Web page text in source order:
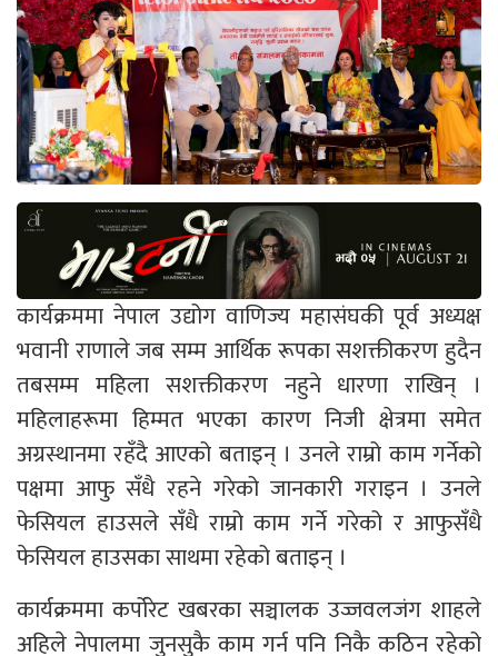
कार्यक्रममा नेपाल उद्योग वाणिज्य महासंघकी पूर्व अध्यक्ष
भवानी राणाले जब सम्म आर्थिक रूपका सशक्तीकरण हुदैन
तबसम्म महिला सशक्तीकरण नहुने धारणा राखिन् ।
महिलाहरूमा हिम्मत भएका कारण निजी क्षेत्रमा समेत
अग्रस्थानमा रहँदै आएको बताइन् । उनले राम्रो काम गर्नेको
पक्षमा आफु सँधै रहने गरेको जानकारी गराइन । उनले
फेसियल हाउसले सँधै राम्रो काम गर्ने गरेको र आफुसँधै
फेसियल हाउसका साथमा रहेको बताइन् ।
कार्यक्रममा कर्पोरेट खबरका सञ्चालक उज्जवलजंग शाहले
अहिले नेपालमा जुनसुकै काम गर्न पनि निकै कठिन रहेको